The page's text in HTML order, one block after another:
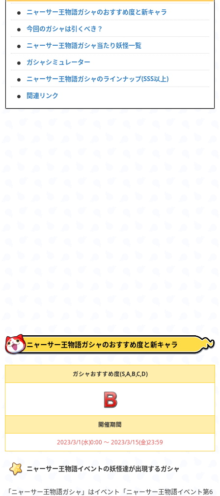
ニャーサー王物語ガシャのおすすめ度と新キャラ
今回のガシャは引くべき？
ニャーサー王物語ガシャ当たり妖怪一覧
ガシャシミュレーター
ニャーサー王物語ガシャのラインナップ(SSS以上)
関連リンク
ニャーサー王物語ガシャのおすすめ度と新キャラ
ガシャおすすめ度(S,A,B,C,D)
開催期間
2023/3/1(水)0:00 〜 2023/3/15(金)23:59
ニャーサー王物語イベントの妖怪達が出現するガシャ
「ニャーサー王物語ガシャ」はイベント「ニャーサー王物語イベント第6